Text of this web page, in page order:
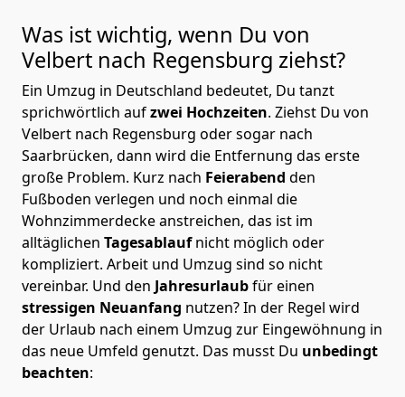
Was ist wichtig, wenn Du von
Velbert nach Regensburg ziehst?
Ein Umzug in Deutschland bedeutet, Du tanzt
sprichwörtlich aufzwei Hochzeiten. Ziehst Du von
Velbert nach Regensburg oder sogar nach
Saarbrücken, dann wird die Entfernung das erste
große Problem. Kurz nach Feierabend den
Fußboden verlegen und noch einmal die
Wohnzimmerdecke anstreichen, das ist im
alltäglichen Tagesablaufnicht möglich oder
kompliziert. Arbeit und Umzug sind so nicht
vereinbar. Und den Jahresurlaubfür einen
stressigen Neuanfang nutzen? In der Regel wird
der Urlaub nach einem Umzug zur Eingewöhnung in
das neue Umfeld genutzt. Das musst Du unbedingt
beachten: